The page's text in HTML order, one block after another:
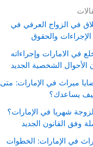
في الزواج العرفي في
الإجراءات والحقوق
في الامارات وإجراءاته
الأحوال الشخصية الجديد
ميراث في الإمارات: متى
يساعدك؟
شهريا في الإمارات؟
وفق القانون الجديد
في الإمارات: الخطوات